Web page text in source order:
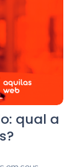
qual a